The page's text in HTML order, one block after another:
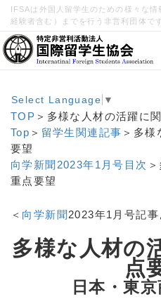
IFSAは外国人留学生のための様々な
経験者含む）までを行う非営利団体です
Select Language ▼
TOP ＞多様な人材の活躍に
Top ＞ 留学生関連記事 ＞多様
要望
向学新聞2023年1月号目次
重点要望
＜ 向学新聞2023年1月号記事
多様な人材の
点
日本・東